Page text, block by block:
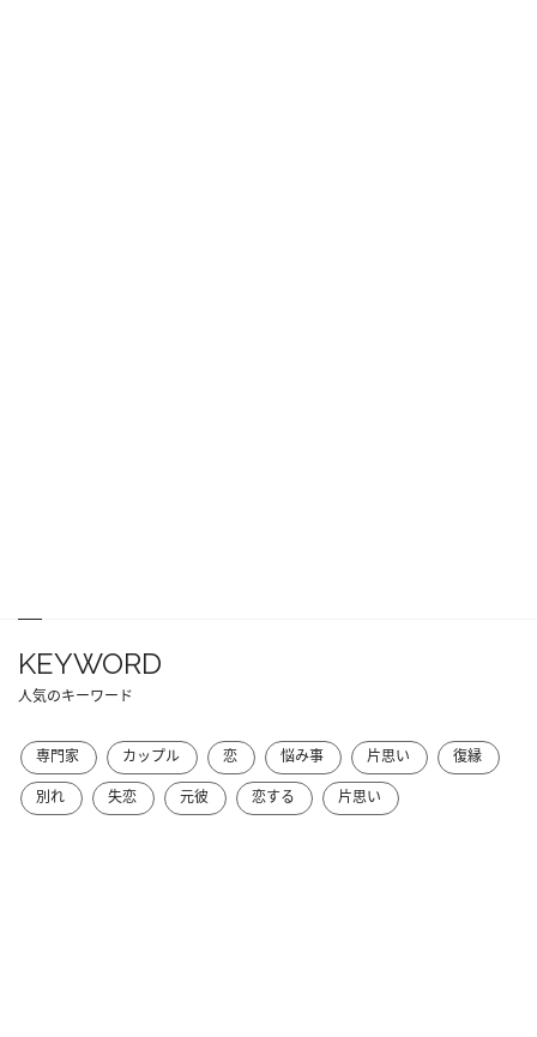
KEYWORD
人気のキーワード
専門家 カップル 恋 悩み事 片思い
復縁
別れ
失恋 元彼 恋する 片思い